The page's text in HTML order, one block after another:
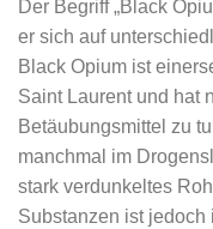
Der Begriff „Black
er sich auf
Black Opium ist
Saint Laurent und hat
Betäubungsmittel zu
manchmal im
stark verdunkeltes
Substanzen ist jedoch